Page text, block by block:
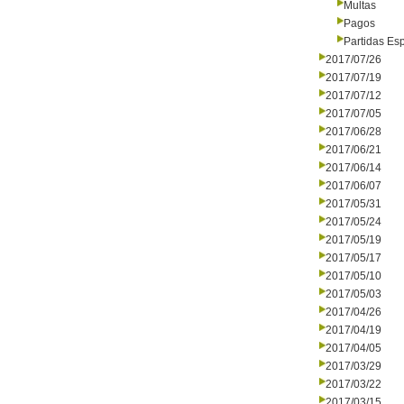
Multas
Pagos
Partidas
2017/07/26
2017/07/19
2017/07/12
2017/07/05
2017/06/28
2017/06/21
2017/06/14
2017/06/07
2017/05/31
2017/05/24
2017/05/19
2017/05/17
2017/05/10
2017/05/03
2017/04/26
2017/04/19
2017/04/05
2017/03/29
2017/03/22